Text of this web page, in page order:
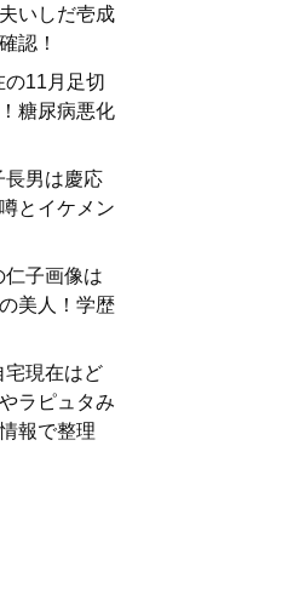
いしだ壱成
認！
の11月足切
糖尿病悪化
長男は慶応
とイケメン
仁子画像は
美人！学歴
宅現在はど
ラピュタみ
報で整理